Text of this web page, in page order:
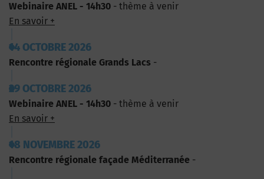
Webinaire ANEL - 14h30 - thème à venir
En savoir +
14 OCTOBRE 2026
Rencontre régionale Grands Lacs -
29 OCTOBRE 2026
Webinaire ANEL - 14h30 - thème à venir
En savoir +
18 NOVEMBRE 2026
Rencontre régionale façade Méditerranée -